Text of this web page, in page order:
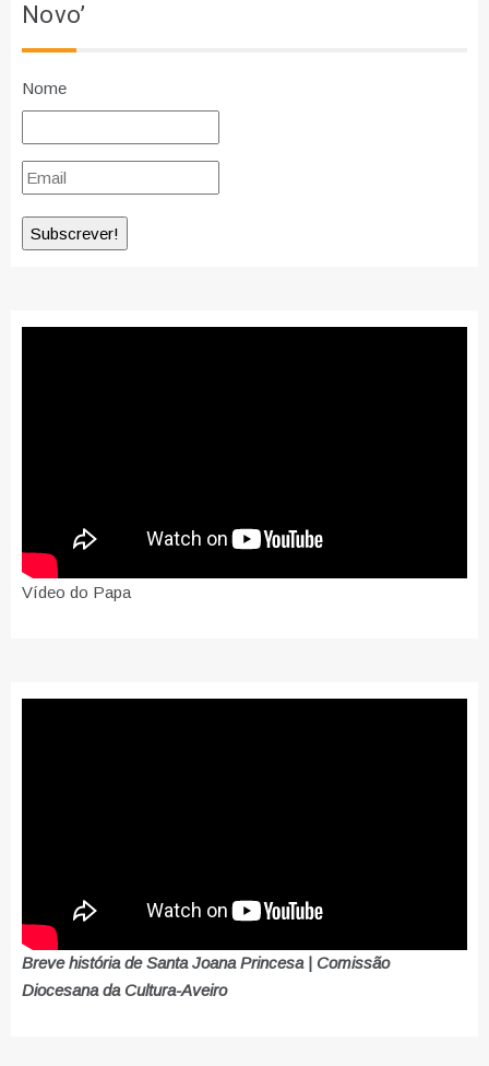
Novo’
Nome
Vídeo do Papa
Breve história de Santa Joana Princesa | Comissão
Diocesana da Cultura-Aveiro